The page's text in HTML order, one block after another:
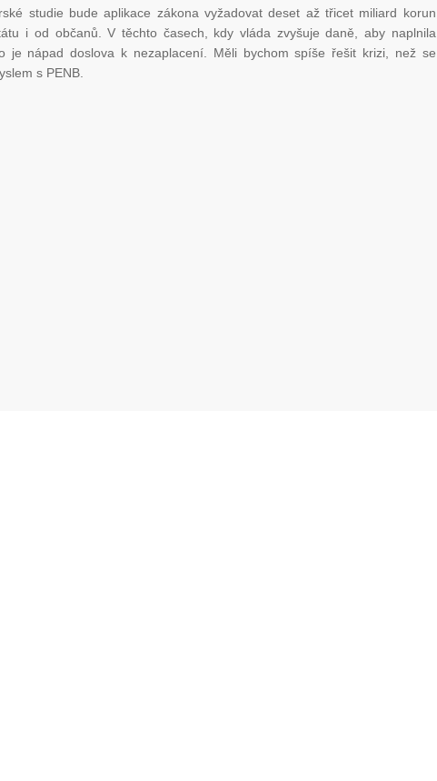
studie bude aplikace zákona vyžadovat deset až třicet miliard korun
i od občanů. V těchto časech, kdy vláda zvyšuje daně, aby naplnila
je nápad doslova k nezaplacení. Měli bychom spíše řešit krizi, než se
s PENB.